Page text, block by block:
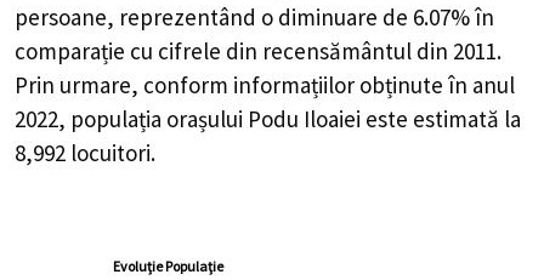
persoane, reprezentând o diminuare de 6.07%în
comparație cu cifrele din recensământul din 2011.
Prin urmare, conform informațiilor obținute în anul
2022, populația orașului Podu Iloaiei este estimată la
8,992 locuitori.
Evoluție Populație